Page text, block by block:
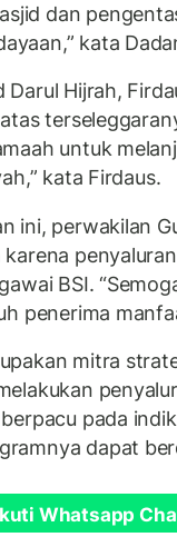
dan
kata
Darul Hijrah,
untuk
kata Firdaus.
ini, perwakilan
BSI.
penerima
mitra
pada
dapat
Whatsapp